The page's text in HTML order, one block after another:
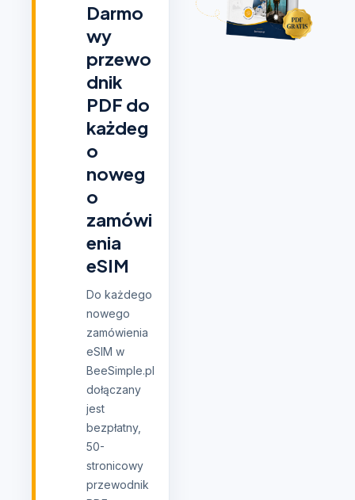
Darmo
wy
przewo
dnik
PDF do
każdeg
o
noweg
o
zamówi
enia
eSIM
Do każdego
nowego
zamówienia
eSIM w
BeeSimple.pl
dołączany
jest
bezpłatny,
50-
stronicowy
przewodnik